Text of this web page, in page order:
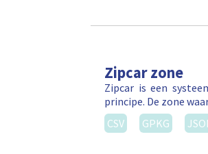
Zipcar zone
Zipcar is een
principe. De zone
CSV
GPKG